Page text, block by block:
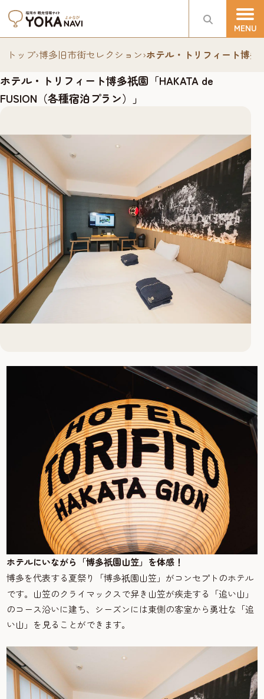
トップ›博多旧市街セレクション›ホテル・トリフィート博多
ホテル・トリフィート博多祇園「HAKATA de
FUSION（各種宿泊プラン）」
ホテルにいながら「博多祇園山笠」を体感！
博多を代表する夏祭り「博多祇園山笠」がコンセプトのホテル
です。山笠のクライマックスで舁き山笠が疾走する「追い山」
のコース沿いに建ち、シーズンには東側の客室から勇壮な「追
い山」を見ることができます。